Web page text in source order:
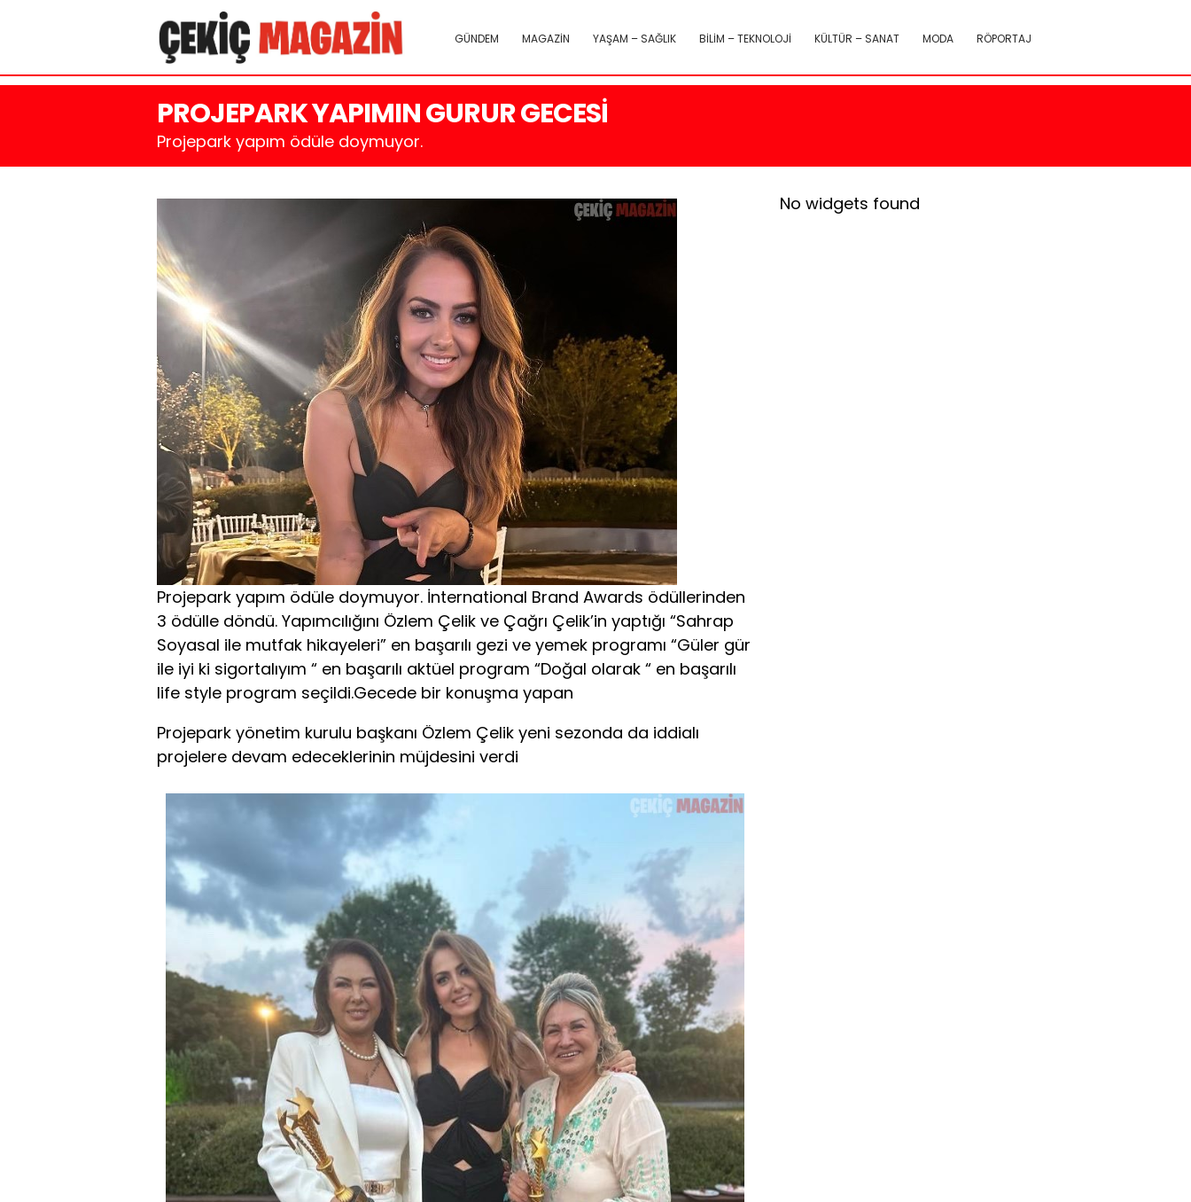
GÜNDEM MAGAZİN YAŞAM – SAĞLIK BİLİM – TEKNOLOJİ KÜLTÜR – SANAT MODA RÖPORTAJ
PROJEPARK YAPIMIN GURUR GECESİ
Projepark yapım ödüle doymuyor.
Projepark yapım ödüle doymuyor. İnternational Brand Awards ödüllerinden
3 ödülle döndü. Yapımcılığını Özlem Çelik ve Çağrı Çelik’in yaptığı “Sahrap
Soyasal ile mutfak hikayeleri” en başarılı gezi ve yemek programı “Güler gür
ile iyi ki sigortalıyım “ en başarılı aktüel program “Doğal olarak “ en başarılı
life style program seçildi.Gecede bir konuşma yapan
Projepark yönetim kurulu başkanı Özlem Çelik yeni sezonda da iddialı
projelere devam edeceklerinin müjdesini verdi
No widgets found